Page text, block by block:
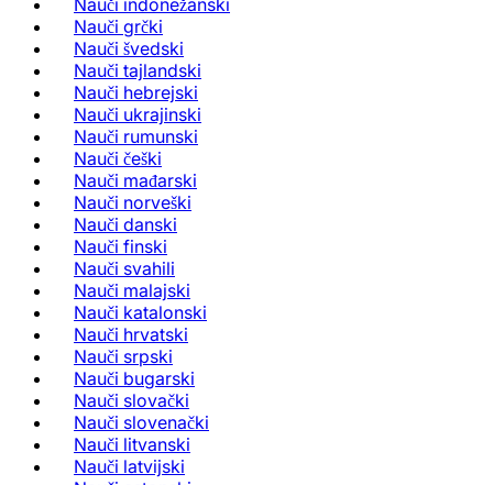
Nauči indonežanski
Nauči grčki
Nauči švedski
Nauči tajlandski
Nauči hebrejski
Nauči ukrajinski
Nauči rumunski
Nauči češki
Nauči mađarski
Nauči norveški
Nauči danski
Nauči finski
Nauči svahili
Nauči malajski
Nauči katalonski
Nauči hrvatski
Nauči srpski
Nauči bugarski
Nauči slovački
Nauči slovenački
Nauči litvanski
Nauči latvijski